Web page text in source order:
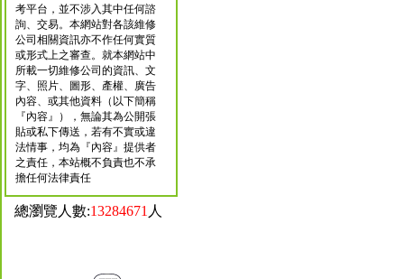
考平台，並不涉入其中任何諮
詢、交易。本網站對各該維修
公司相關資訊亦不作任何實質
或形式上之審查。就本網站中
所載一切維修公司的資訊、文
字、照片、圖形、產權、廣告
內容、或其他資料（以下簡稱
『內容』），無論其為公開張
貼或私下傳送，若有不實或違
法情事，均為『內容』提供者
之責任，本站概不負責也不承
擔任何法律責任
總瀏覽人數:13284671 人